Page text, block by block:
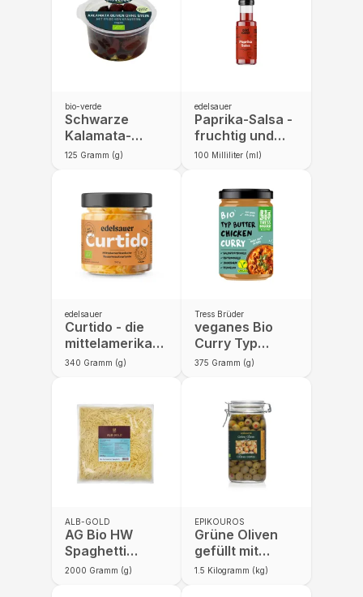
bio-verde
Schwarze
Kalamata-
Oliven ohne
125 Gramm (g)
edelsauer
Paprika-Salsa -
fruchtig und
angenehm
100 Milliliter (ml)
edelsauer
Curtido - die
mittelamerikanische
Sauerkrautvariante
340 Gramm (g)
Tress Brüder
veganes Bio
Curry Typ
Butter Chicken
375 Gramm (g)
ALB-GOLD
AG Bio HW
Spaghetti
vorgegart 2kg
2000 Gramm (g)
EPIKOUROS
Grüne Oliven
gefüllt mit
rotem Paprika
1.5 Kilogramm (kg)